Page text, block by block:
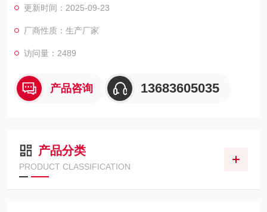
更新时间：2025-09-23
厂商性质：生产厂家
访问量：2489
产品咨询 13683605035
产品分类
PRODUCT CLASSIFICATION